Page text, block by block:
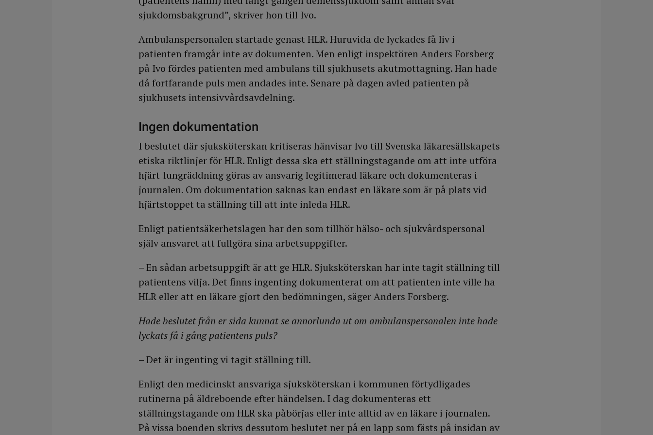
sjukdomsbakgrund”, skriver hon till Ivo.
Ambulanspersonalen startade genast HLR. Huruvida de lyckades få liv i
patienten framgår inte av dokumenten. Men enligt inspektören Anders Forsberg
på Ivo fördes patienten med ambulans till sjukhusets akutmottagning. Han hade
då fortfarande puls men andades inte. Senare på dagen avled patienten på
sjukhusets intensivvårdsavdelning.
Ingen dokumentation
I beslutet där sjuksköterskan kritiseras hänvisar Ivo till Svenska läkaresällskapets
etiska riktlinjer för HLR. Enligt dessa ska ett ställningstagande om att inte utföra
hjärt-lungräddning göras av ansvarig legitimerad läkare och dokumenteras i
journalen. Om dokumentation saknas kan endast en läkare som är på plats vid
hjärtstoppet ta ställning till att inte inleda HLR.
Enligt patientsäkerhetslagen har den som tillhör hälso- och sjukvårdspersonal
själv ansvaret att fullgöra sina arbetsuppgifter.
– En sådan arbetsuppgift är att ge HLR. Sjuksköterskan har inte tagit ställning till
patientens vilja. Det finns ingenting dokumenterat om att patienten inte ville ha
HLR eller att en läkare gjort den bedömningen, säger Anders Forsberg.
Hade beslutet från er sida kunnat se annorlunda ut om ambulanspersonalen inte hade
lyckats få i gång patientens puls?
– Det är ingenting vi tagit ställning till.
Enligt den medicinskt ansvariga sjuksköterskan i kommunen förtydligades
rutinerna på äldreboende efter händelsen. I dag dokumenteras ett
ställningstagande om HLR ska påbörjas eller inte alltid av en läkare i journalen.
På vissa boenden skrivs dessutom beslutet ner på en lapp som fästs på insidan av